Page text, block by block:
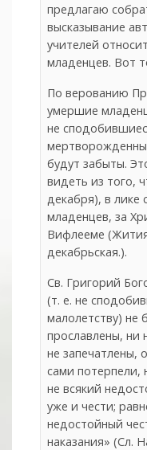
предлагаю
высказывание
учителей
младенцев. Вот
По верованию
умершие
не
будут забыты.
видеть из того,
декабря), в лике
младенцев, за
Вифлееме
декабрьская.).
Св. Григорий
(т. е. не
малолетству) не
прославлены, ни
не запечатлены,
сами потерпели,
не всякий
уже и чести;
недостойный
наказания» (Сл.